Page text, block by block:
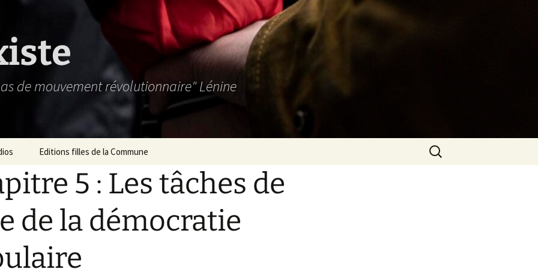
de mouvement révolutionnaire" Lénine
Editions filles de la Commune Rechercher :
5 : Les tâches de
de la démocratie